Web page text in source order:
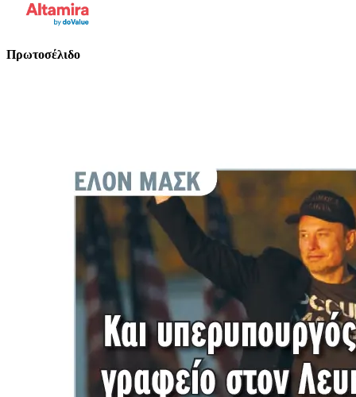
Πρωτοσέλιδο